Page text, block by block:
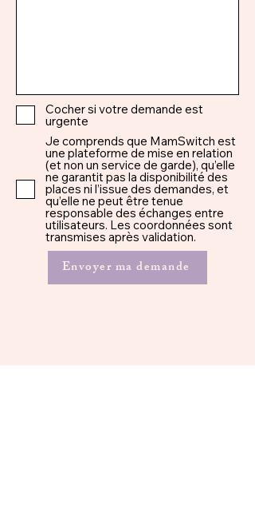
Cocher si votre demande est
urgente
Je comprends que MamSwitch est
une plateforme de mise en relation
(et non un service de garde), qu’elle
ne garantit pas la disponibilité des
places ni l’issue des demandes, et
qu’elle ne peut être tenue
responsable des échanges entre
utilisateurs. Les coordonnées sont
transmises après validation.
Envoyer ma demande